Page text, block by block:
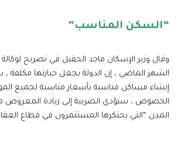
“السكن المناسب”
وقال وزير الإسكان ماجد الحقيل في تصريح لوكالة
الشهر الماضي ، إن الدولة بجعل حيازتها مكلفة
إنشاء مساكن مناسبة بأسعار مناسبة لجميع
الخصوص ، ستؤدي الضريبة إلى زيادة المعروض
المدن “التي يحتكرها المستثمرون في قطاع